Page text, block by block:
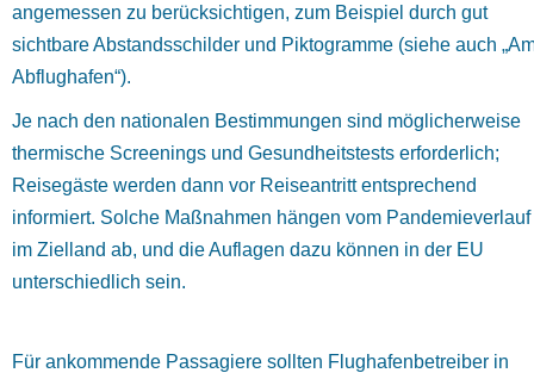
angemessen zu berücksichtigen, zum Beispiel durch gut
sichtbare Abstandsschilder und Piktogramme (siehe auch
Abflughafen“).
Je nach den nationalen Bestimmungen sind möglicherweise
thermische Screenings und Gesundheitstests erforderlich;
Reisegäste werden dann vor Reiseantritt entsprechend
informiert. Solche Maßnahmen hängen vom Pandemieverlauf
im Zielland ab, und die Auflagen dazu können in der EU
unterschiedlich sein.
Für ankommende Passagiere sollten Flughafenbetreiber in